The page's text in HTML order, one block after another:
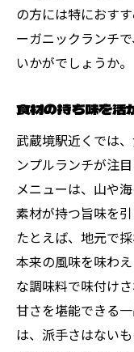
の方には特におす
ーガニックランチ
いかがでしょうか。
食材の持ち味を活
武蔵境駅近くでは
ンプルランチが注
メニューは、山や
素材が持つ旨味を
たとえば、地元で
本来の風味を味わ
な調味料で味付け
甘さを堪能できる
は、派手さはない